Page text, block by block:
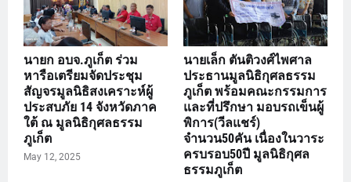
นายก อบจ.ภูเก็ต ร่วม
หารือเตรียมจัดประชุม
สัญจรมูลนิธิสงเคราะห์ผู้
ประสบภัย 14 จังหวัดภาค
ใต้ ณ มูลนิธิกุศลธรรม
ภูเก็ต
May 12, 2025
นายเล็ก ตันติวงศ์ไพศาล
ประธานมูลนิธิกุศลธรรม
ภูเก็ต พร้อมคณะกรรมการ
และที่ปรึกษา มอบรถเข็นผู้
พิการ(วีลแชร์)
จำนวน50คัน เนื่องในวาระ
ครบรอบ50ปี มูลนิธิกุศล
ธรรมภูเก็ต